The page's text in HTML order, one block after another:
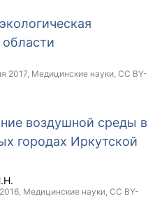
2017, Медицинские науки, CC BY-
воздушной среды в
городах Иркутской
, Медицинские науки, CC BY-